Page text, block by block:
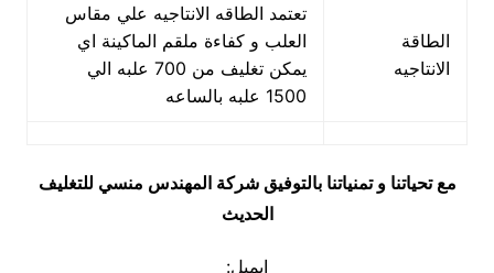
الطاقة
الانتاجيه
تعتمد الطاقه الانتاجيه علي مقاس
العلب و كفاءة ملقم الماكينة اي
يمكن تغليف من 700 علبه الي
1500 علبه بالساعه
مع تحياتنا و تمنياتنا بالتوفيق شركة المهندس منسي للتغليف
الحديث
ايميل: